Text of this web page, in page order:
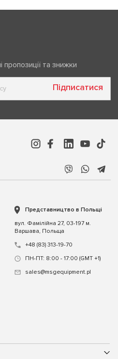
та знижки
Підписатися
Представництво в Польщі
вул. Фамілійна 27, 03-197 м.
Варшава, Польща
+48 (83) 313-19-70
ПН-ПТ: 8:00 - 17:00 (GMT +1)
sales@msgequipment.pl